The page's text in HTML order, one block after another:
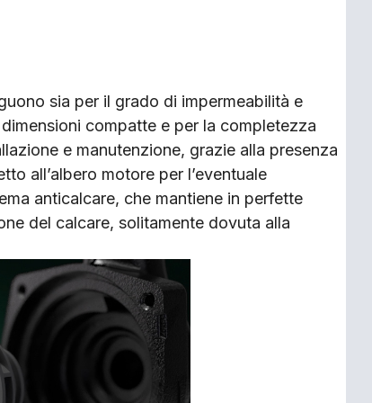
sia per il grado di impermeabilità e
compatte e per la completezza
e manutenzione, grazie alla presenza
all’albero motore per l’eventuale
anticalcare, che mantiene in perfette
del calcare, solitamente dovuta alla